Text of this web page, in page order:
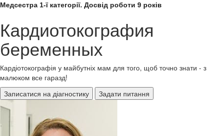
Медсестра 1-ї категорії. Досвід роботи 9 років
Кардиотокография
беременных
Кардіотокографія у майбутніх мам для того, щоб точно знати - з
малюком все гаразд!
Записатися на діагностику
Задати питання